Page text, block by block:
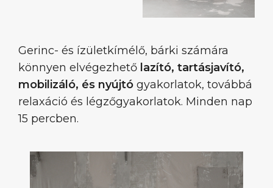
Gerinc- és ízületkímélő, bárki számára
könnyen elvégezhető lazító, tartásjavító,
mobilizáló, és nyújtó gyakorlatok, továbbá
relaxáció és légzőgyakorlatok. Minden nap
15 percben.